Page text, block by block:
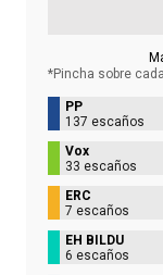
*Pincha sobre
PP
137 escaños
Vox
33 escaños
ERC
7 escaños
EH BILDU
6 escaños